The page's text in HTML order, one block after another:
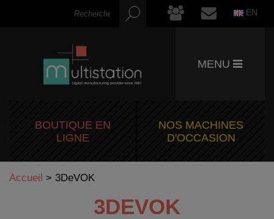
EN
MENU
BOUTIQUE EN
LIGNE
NOS MACHINES
D'OCCASION
Accueil > 3DeVOK
3DEVOK